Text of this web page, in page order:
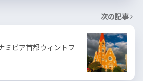
次の記事
ミビア首都ウィントフ